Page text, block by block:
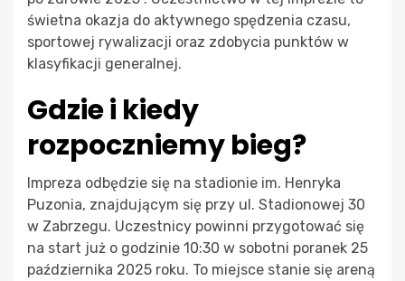
świetna okazja do aktywnego spędzenia czasu,
sportowej rywalizacji oraz zdobycia punktów w
klasyfikacji generalnej.
Gdzie i kiedy
rozpoczniemy bieg?
Impreza odbędzie się na stadionie im. Henryka
Puzonia, znajdującym się przy ul. Stadionowej 30
w Zabrzegu. Uczestnicy powinni przygotować się
na start już o godzinie 10:30 w sobotni poranek 25
października 2025 roku. To miejsce stanie się areną